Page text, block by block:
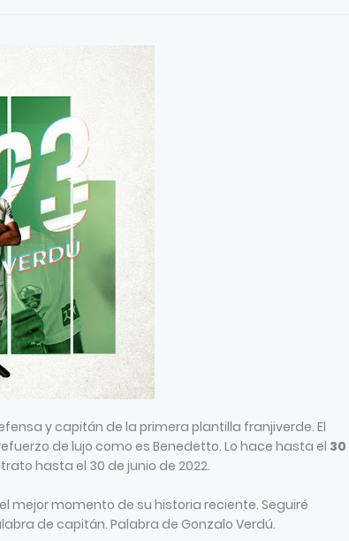
y capitán de la primera plantilla franjiverde. El
de lujo como es Benedetto. Lo hace hasta el 30
hasta el 30 de junio de 2022.
mejor momento de su historia reciente. Seguiré
de capitán. Palabra de Gonzalo Verdú.